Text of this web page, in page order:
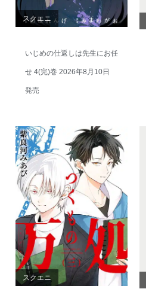
スクエニ
いじめの仕返しは先生にお任
せ 4(完)巻 2026年8月10日
発売
スクエニ